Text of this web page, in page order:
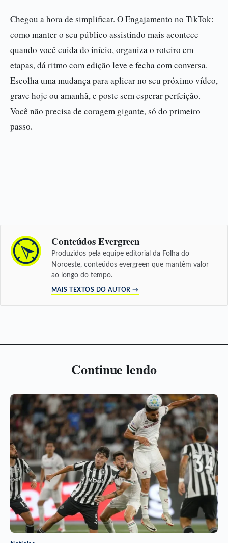
Chegou a hora de simplificar. O Engajamento no TikTok:
como manter o seu público assistindo mais acontece
quando você cuida do início, organiza o roteiro em
etapas, dá ritmo com edição leve e fecha com conversa.
Escolha uma mudança para aplicar no seu próximo vídeo,
grave hoje ou amanhã, e poste sem esperar perfeição.
Você não precisa de coragem gigante, só do primeiro
passo.
Conteúdos Evergreen
Produzidos pela equipe editorial da Folha do
Noroeste, conteúdos evergreen que mantêm valor
ao longo do tempo.
MAIS TEXTOS DO AUTOR →
Continue lendo